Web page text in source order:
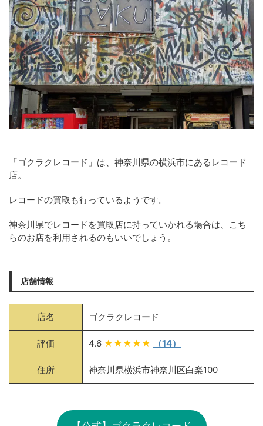
「ゴクラクレコード」は、神奈川県の横浜市にあるレコード
店。
レコードの買取も行っているようです。
神奈川県でレコードを買取店に持っていかれる場合は、こち
らのお店を利用されるのもいいでしょう。
店舗情報
店名 ゴクラクレコード
評価 4.6 ★★★★★ （14）
住所 神奈川県横浜市神奈川区白楽100